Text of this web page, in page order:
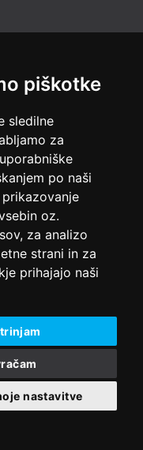
piškotke
sledilne
za
po naši
oz.
za analizo
strani in za
prihajajo naši
nastavitve
spletne strani: